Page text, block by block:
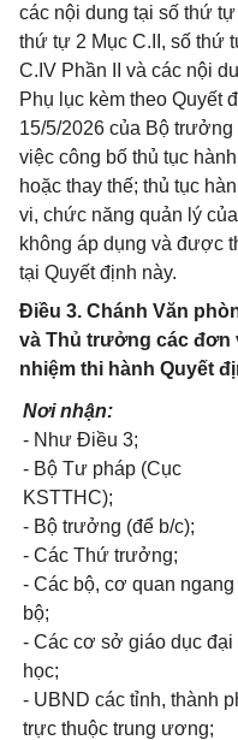
các nội dung tại số thứ tự
thứ tự 2 Mục C.II, số thứ
C.IV Phần II và các nội
Phụ lục kèm theo Quyết
15/5/2026 của Bộ
việc công bố thủ tục
hoặc thay thế; thủ tục
vi, chức năng quản lý
không áp dụng và được
tại Quyết định này.
Điều 3. Chánh Văn
và Thủ trưởng các đơn
nhiệm thi hành Quyết
Nơi nhận:
- Như Điều 3;
- Bộ Tư pháp (Cục
KSTTHC);
- Bộ trưởng (để b/c);
- Các Thứ trưởng;
- Các bộ, cơ quan ngang
bộ;
- Các cơ sở giáo dục đại
học;
- UBND các tỉnh, thành
trực thuộc trung ương;